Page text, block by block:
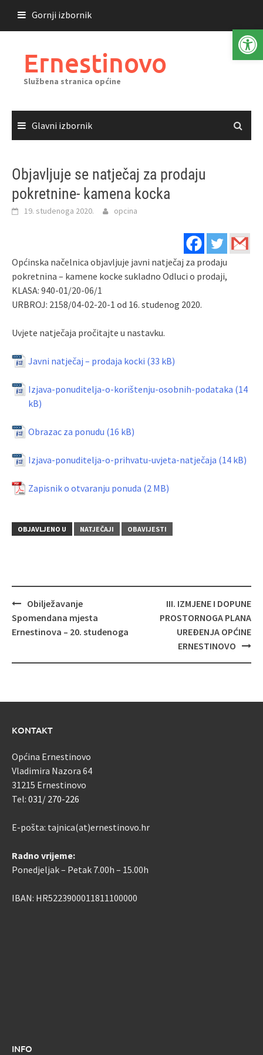
sadržaja
Gornji izbornik
Ernestinovo
Službena stranica općine
Glavni izbornik
Objavljuje se natječaj za prodaju
pokretnine- kamena kocka
19. studenoga 2020. opcina
Općinska načelnica objavljuje javni natječaj za prodaju
pokretnina – kamene kocke sukladno Odluci o prodaji,
KLASA: 940-01/20-06/1
URBROJ: 2158/04-02-20-1 od 16. studenog 2020.
Uvjete natječaja pročitajte u nastavku.
Javni natječaj – prodaja kocki
Izjava-ponuditelja-o-korištenju-osobnih-podataka
Obrazac za ponudu
Izjava-ponuditelja-o-prihvatu-uvjeta-natječaja
Zapisnik o otvaranju ponuda
OBJAVLJENO U NATJEČAJI OBAVIJESTI
Navigacija
objava
Obilježavanje
Spomendana mjesta
Ernestinova – 20. studenoga
III. IZMJENE I DOPUNE
PROSTORNOGA PLANA
UREĐENJA OPĆINE
ERNESTINOVO
KONTAKT
Općina Ernestinovo
Vladimira Nazora 64
31215 Ernestinovo
Tel: 031/ 270-226
E-pošta: tajnica(at)ernestinovo.hr
Radno vrijeme:
Ponedjeljak – Petak 7.00h – 15.00h
IBAN: HR5223900011811100000
INFO